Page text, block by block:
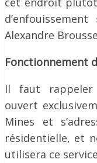
Alexandre
Fonctionnement
Il faut rappeler
ouvert
Mines et
résidentielle, et
utilisera ce